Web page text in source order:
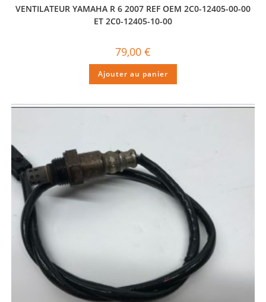
VENTILATEUR YAMAHA R 6 2007 REF OEM 2C0-12405-00-00
ET 2C0-12405-10-00
79,00 €
Ajouter au panier